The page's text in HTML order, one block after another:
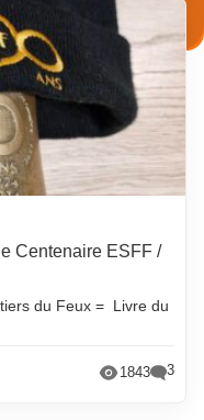
Centenaire ESFF /
du Feux = Livre du
1843 3